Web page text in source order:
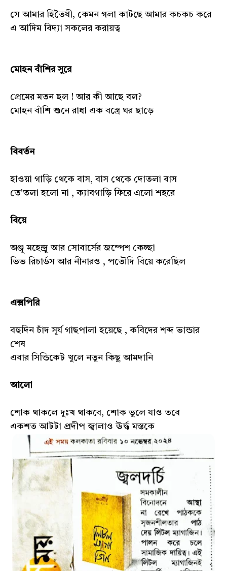
সে আমার হিতৈষী, কেমন গলা কাটছে আমার কচকচ করে
এ আদিম বিদ্যা সকলের করায়ত্ব
মোহন বাঁশির সুরে
প্রেমের মতন ছল ! আর কী আছে বল?
মোহন বাঁশি শুনে রাধা এক বস্ত্রে ঘর ছাড়ে
বিবর্তন
হাওয়া গাড়ি থেকে বাস, বাস থেকে দোতলা বাস
তে'তলা হলো না , ক্যাবগাড়ি ফিরে এলো শহরে
বিয়ে
অঞ্জু মহেন্দ্রু আর সোবার্সের জম্পেশ কেচ্ছা
ভিভ রিচার্ডস আর নীনারও , পতৌদি বিয়ে করেছিল
এক্সপিরি
বহুদিন চাঁদ সূর্য গাছপালা হয়েছে , কবিদের শব্দ ভান্ডার
শেষ
এবার সিন্ডিকেট খুলে নতুন কিছু আমদানি
আলো
শোক থাকলে দুঃখ থাকবে, শোক ভুলে যাও তবে
একশত আটটা প্রদীপ জ্বালাও ঊর্দ্ধ মস্তকে